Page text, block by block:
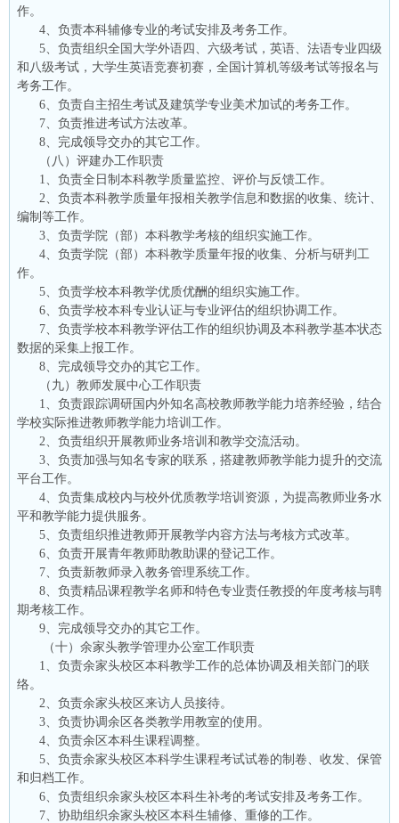
作。
4、负责本科辅修专业的考试安排及考务工作。
5、负责组织全国大学外语四、六级考试，英语、法语专业四级
和八级考试，大学生英语竞赛初赛，全国计算机等级考试等报名与
考务工作。
6、负责自主招生考试及建筑学专业美术加试的考务工作。
7、负责推进考试方法改革。
8、完成领导交办的其它工作。
（八）评建办工作职责
1、负责全日制本科教学质量监控、评价与反馈工作。
2、负责本科教学质量年报相关教学信息和数据的收集、统计、
编制等工作。
3、负责学院（部）本科教学考核的组织实施工作。
4、负责学院（部）本科教学质量年报的收集、分析与研判工
作。
5、负责学校本科教学优质优酬的组织实施工作。
6、负责学校本科专业认证与专业评估的组织协调工作。
7、负责学校本科教学评估工作的组织协调及本科教学基本状态
数据的采集上报工作。
8、完成领导交办的其它工作。
（九）教师发展中心工作职责
1、负责跟踪调研国内外知名高校教师教学能力培养经验，结合
学校实际推进教师教学能力培训工作。
2、负责组织开展教师业务培训和教学交流活动。
3、负责加强与知名专家的联系，搭建教师教学能力提升的交流
平台工作。
4、负责集成校内与校外优质教学培训资源，为提高教师业务水
平和教学能力提供服务。
5、负责组织推进教师开展教学内容方法与考核方式改革。
6、负责开展青年教师助教助课的登记工作。
7、负责新教师录入教务管理系统工作。
8、负责精品课程教学名师和特色专业责任教授的年度考核与聘
期考核工作。
9、完成领导交办的其它工作。
（十）余家头教学管理办公室工作职责
1、负责余家头校区本科教学工作的总体协调及相关部门的联
络。
2、负责余家头校区来访人员接待。
3、负责协调余区各类教学用教室的使用。
4、负责余区本科生课程调整。
5、负责余家头校区本科学生课程考试试卷的制卷、收发、保管
和归档工作。
6、负责组织余家头校区本科生补考的考试安排及考务工作。
7、协助组织余家头校区本科生辅修、重修的工作。